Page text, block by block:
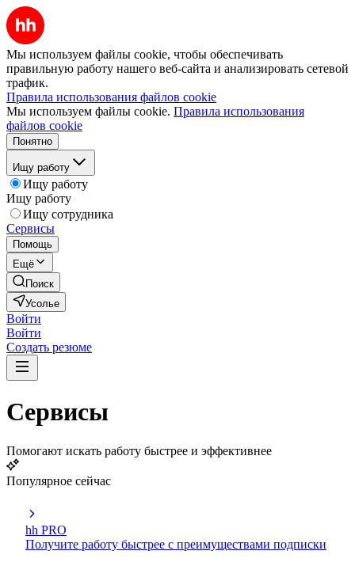
Мы используем файлы cookie, чтобы обеспечивать
правильную работу нашего веб-сайта и анализировать сетевой
трафик.
Правила использования файлов cookie
Мы используем файлы cookie. Правила использования
файлов cookie
Понятно
Ищу работу
Ищу работу
Ищу работу
Ищу сотрудника
Сервисы
Помощь
Ещё
Поиск
Усолье
Войти
Войти
Создать резюме
Сервисы
Помогают искать работу быстрее и эффективнее
Популярное сейчас
hh PRO
Получите работу быстрее с преимуществами подписки